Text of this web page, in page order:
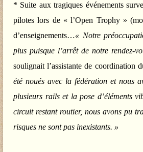
* Suite aux tragiques événements
pilotes lors de « l’Open Trophy »
d’enseignements…« Notre
plus puisque l’arrêt de notre rendez-
soulignait l’assistante de coordination
été noués avec la fédération et nous
plusieurs rails et la pose d’éléments
circuit restant routier, nous avons pu
risques ne sont pas inexistants. »